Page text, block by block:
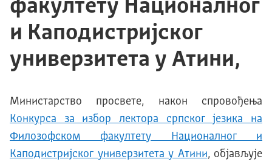
факултету Националног
и Каподистријског
универзитета у Атини,
Министарство просвете, након спровођења
Конкурса за избор лектора српског језика на
Филозофском факултету Националног и
Каподистријског универзитета у Атини, објављује